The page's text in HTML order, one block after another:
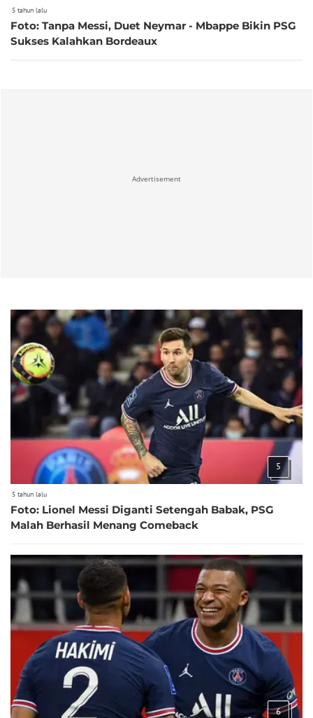
5 tahun lalu
Foto: Tanpa Messi, Duet Neymar - Mbappe Bikin PSG
Sukses Kalahkan Bordeaux
Advertisement
5
5 tahun lalu
Foto: Lionel Messi Diganti Setengah Babak, PSG
Malah Berhasil Menang Comeback
6